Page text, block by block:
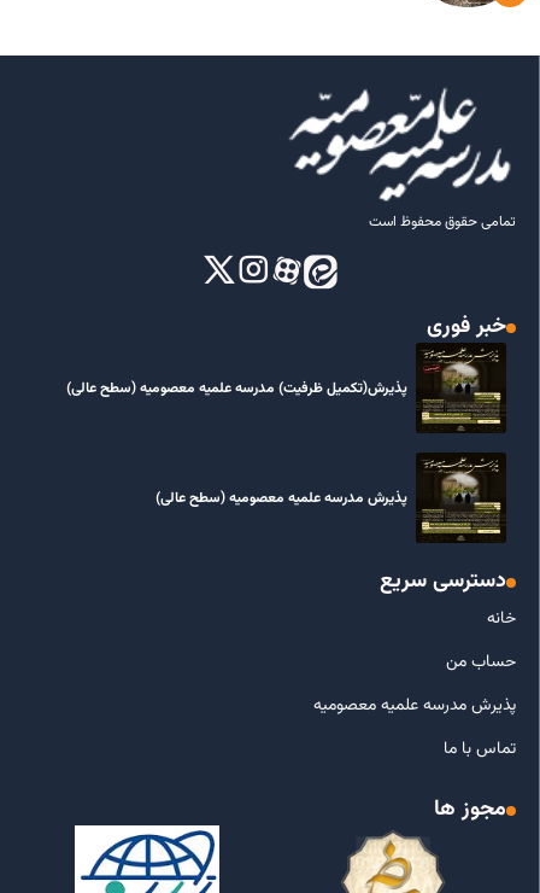
تمامی حقوق محفوظ است
خبر فوری
پذیرش(تکمیل ظرفیت) مدرسه علمیه معصومیه‌ (سطح عالی)
پذیرش مدرسه علمیه معصومیه‌ (سطح عالی)
دسترسی سریع
خانه
حساب من
پذیرش مدرسه علمیه معصومیه
تماس با ما
مجوز ها